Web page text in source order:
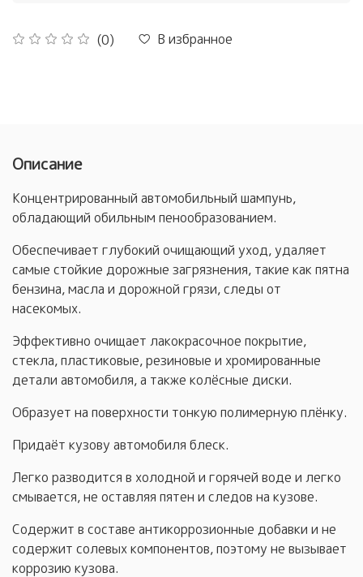
(0) В избранное
Описание
Концентрированный автомобильный шампунь,
обладающий обильным пенообразованием.
Обеспечивает глубокий очищающий уход, удаляет
самые стойкие дорожные загрязнения, такие как пятна
бензина, масла и дорожной грязи, следы от
насекомых.
Эффективно очищает лакокрасочное покрытие,
стекла, пластиковые, резиновые и хромированные
детали автомобиля, а также колёсные диски.
Образует на поверхности тонкую полимерную плёнку.
Придаёт кузову автомобиля блеск.
Легко разводится в холодной и горячей воде и легко
смывается, не оставляя пятен и следов на кузове.
Содержит в составе антикоррозионные добавки и не
содержит солевых компонентов, поэтому не вызывает
коррозию кузова.